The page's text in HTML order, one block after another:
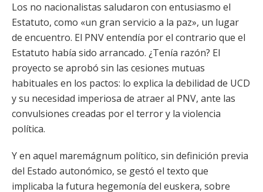
Los no nacionalistas saludaron con entusiasmo el
Estatuto, como «un gran servicio a la paz», un lugar
de encuentro. El PNV entendía por el contrario que el
Estatuto había sido arrancado. ¿Tenía razón? El
proyecto se aprobó sin las cesiones mutuas
habituales en los pactos: lo explica la debilidad de UCD
y su necesidad imperiosa de atraer al PNV, ante las
convulsiones creadas por el terror y la violencia
política.
Y en aquel maremágnum político, sin definición previa
del Estado autonómico, se gestó el texto que
implicaba la futura hegemonía del euskera, sobre